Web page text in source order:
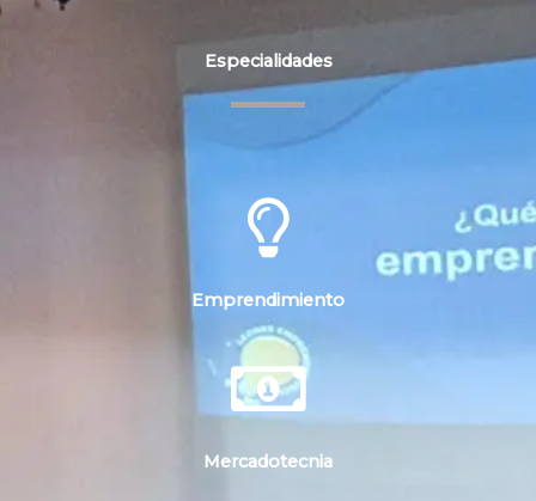
Especialidades
Emprendimiento
Mercadotecnia